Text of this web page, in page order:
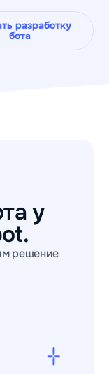
разработку
бота
у
решение